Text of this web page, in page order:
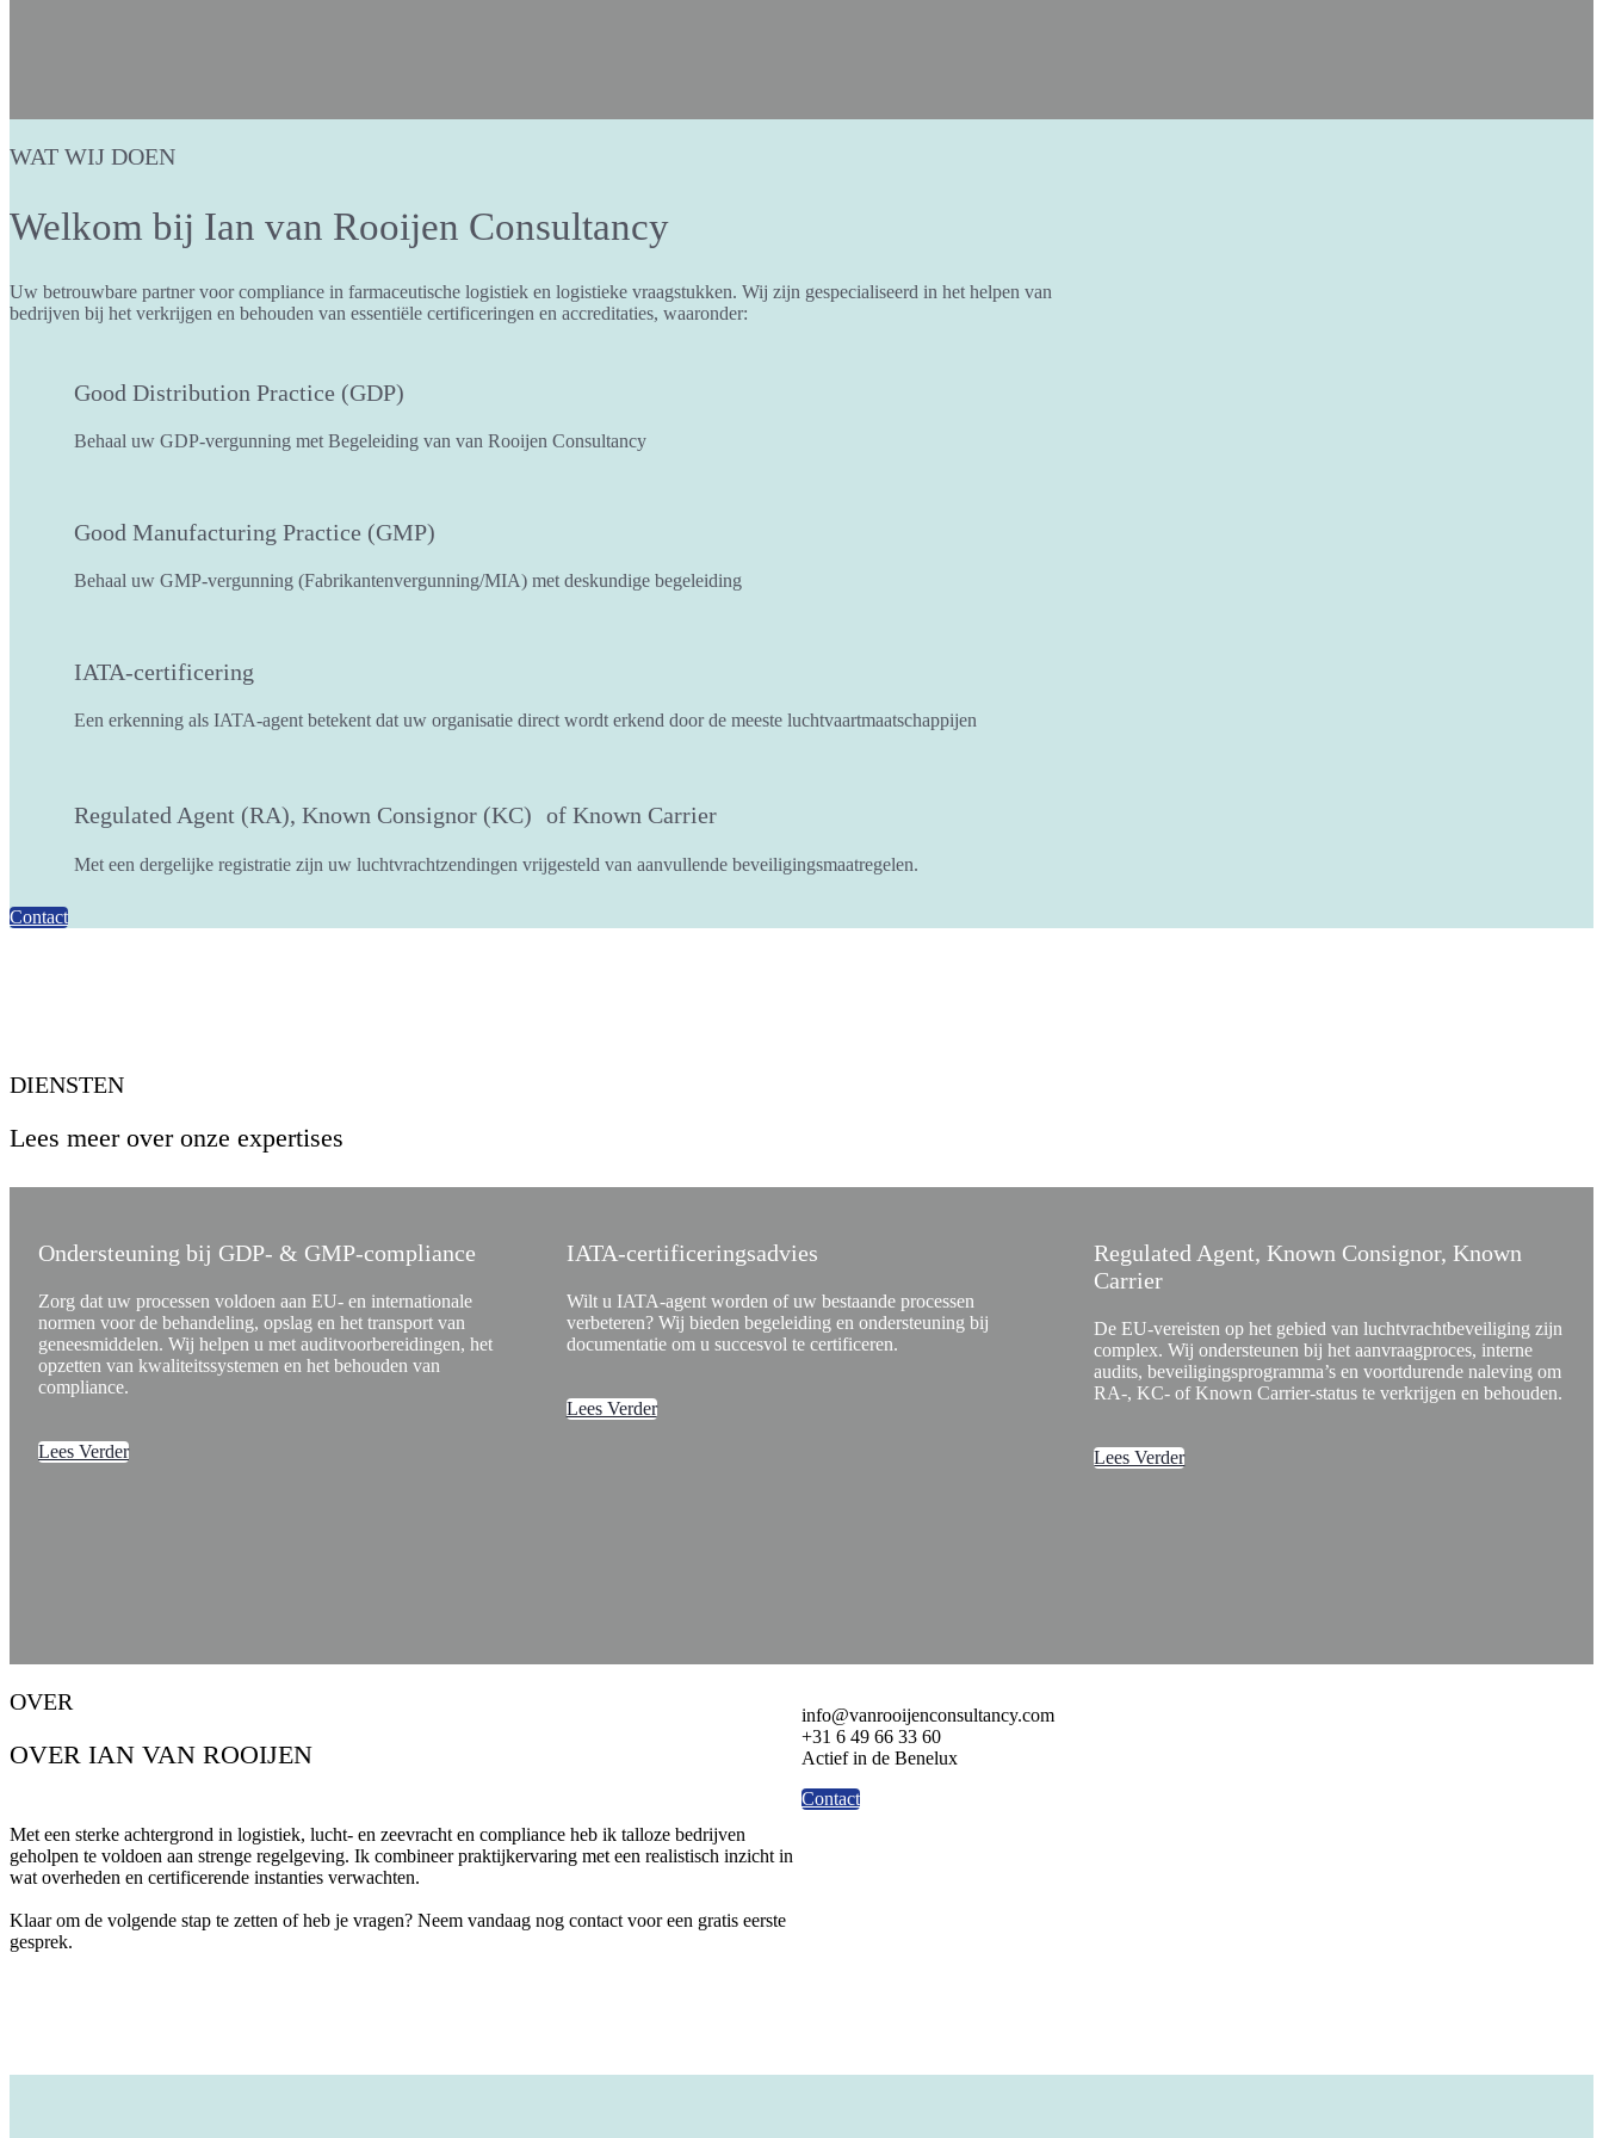
WAT WIJ DOEN
Welkom bij Ian van Rooijen Consultancy
Uw betrouwbare partner voor compliance in farmaceutische logistiek en logistieke vraagstukken. Wij zijn gespecialiseerd in het helpen van
bedrijven bij het verkrijgen en behouden van essentiële certificeringen en accreditaties, waaronder:
Good Distribution Practice (GDP)
Behaal uw GDP-vergunning met Begeleiding van van Rooijen Consultancy
Good Manufacturing Practice (GMP)
Behaal uw GMP-vergunning (Fabrikantenvergunning/MIA) met deskundige begeleiding
IATA-certificering
Een erkenning als IATA-agent betekent dat uw organisatie direct wordt erkend door de meeste luchtvaartmaatschappijen
Regulated Agent (RA), Known Consignor (KC) of Known Carrier
Met een dergelijke registratie zijn uw luchtvrachtzendingen vrijgesteld van aanvullende beveiligingsmaatregelen.
Contact
DIENSTEN
Lees meer over onze expertises
Ondersteuning bij GDP- & GMP-compliance
Zorg dat uw processen voldoen aan EU- en internationale
normen voor de behandeling, opslag en het transport van
geneesmiddelen. Wij helpen u met auditvoorbereidingen, het
opzetten van kwaliteitssystemen en het behouden van
compliance.
Lees Verder
IATA-certificeringsadvies
Wilt u IATA-agent worden of uw bestaande processen
verbeteren? Wij bieden begeleiding en ondersteuning bij
documentatie om u succesvol te certificeren.
Lees Verder
Regulated Agent, Known Consignor, Known
Carrier
De EU-vereisten op het gebied van luchtvrachtbeveiliging zijn
complex. Wij ondersteunen bij het aanvraagproces, interne
audits, beveiligingsprogramma’s en voortdurende naleving om
RA-, KC- of Known Carrier-status te verkrijgen en behouden.
Lees Verder
OVER
OVER IAN VAN ROOIJEN
Met een sterke achtergrond in logistiek, lucht- en zeevracht en compliance heb ik talloze bedrijven
geholpen te voldoen aan strenge regelgeving. Ik combineer praktijkervaring met een realistisch inzicht in
wat overheden en certificerende instanties verwachten.
Klaar om de volgende stap te zetten of heb je vragen? Neem vandaag nog contact voor een gratis eerste
gesprek.
info@vanrooijenconsultancy.com
+31 6 49 66 33 60
Actief in de Benelux
Contact